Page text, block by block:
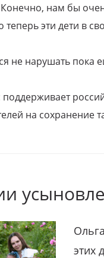
нам бы
эти дети в
не нарушать пока
поддерживает
на сохранение
этих